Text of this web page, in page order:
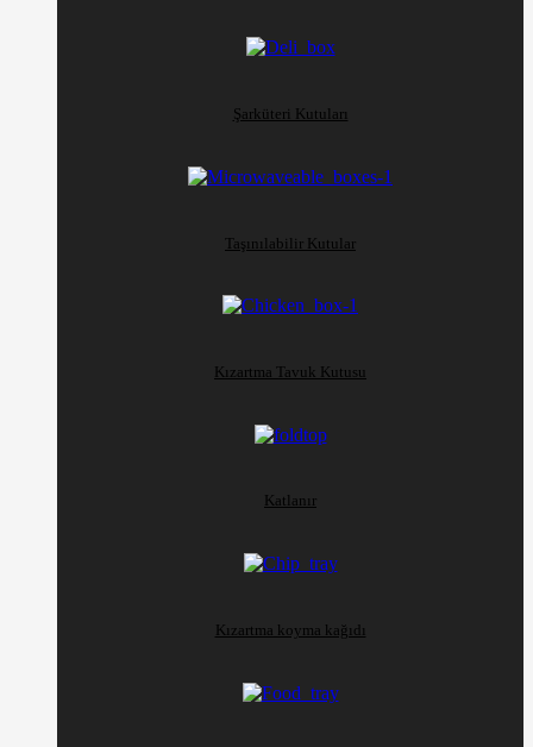
Şarküteri Kutuları
Taşınılabilir Kutular
Kızartma Tavuk Kutusu
Katlanır
Kızartma koyma kağıdı